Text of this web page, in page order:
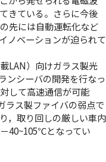
きている。さらに今後
先には自動運転化など
ノベーションが迫られて
LAN）向けガラス製光
ンシーバの開発を行なっ
して高速通信が可能
ラス製ファイバの弱点で
，取り回しの厳しい車内
40~105℃となってい